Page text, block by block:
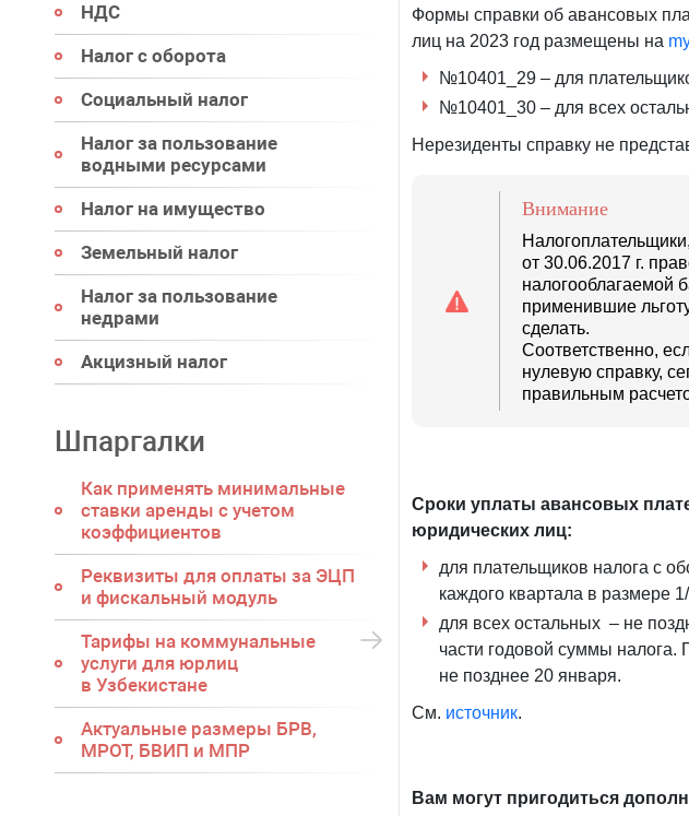
НДС
Налог с оборота
Социальный налог
Налог за пользование
водными ресурсами
Налог на имущество
Земельный налог
Налог за пользование
недрами
Акцизный налог
Шпаргалки
Как применять минимальные
ставки аренды с учетом
коэффициентов
Реквизиты для оплаты за ЭЦП
и фискальный модуль
Тарифы на коммунальные
услуги для юрлиц
в Узбекистане
Актуальные размеры БРВ,
МРОТ, БВИП и МПР
Формы справки об авансовых
лиц на 2023 год размещены на
№10401_29 – для
№10401_30 – для всех
Нерезиденты справку не
Внимание
от 30.06.2017 г.
налогооблагаемой
применившие
сделать.
Соответственно,
нулевую справку,
правильным
Сроки уплаты авансовых
юридических лиц:
для плательщиков налога с
каждого квартала в размере
для всех остальных – не
части годовой суммы налога.
не позднее 20 января.
См. источник.
Вам могут пригодиться